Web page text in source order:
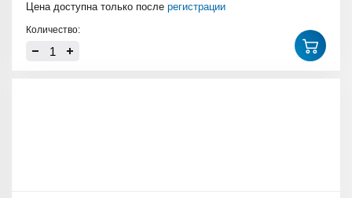
Цена доступна только после регистрации
Количество: